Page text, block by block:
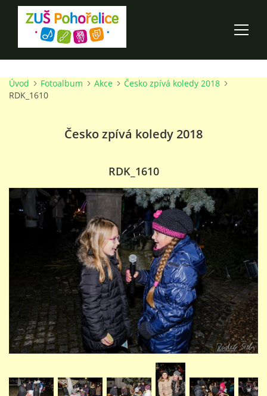
ÚVOD
O ŠKOLE
PRO RODIČE
TALENTOVÉ ZKOUŠKY
STUDIJNÍ OBORY
GALERIE
VIDEA - FILMOVÁ TVORBA
Úvod Fotoalbum Akce
Česko zpívá koledy 2018
RDK_1610
Česko zpívá koledy 2018
RDK_1610